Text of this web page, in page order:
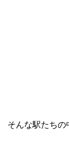
そんな駅たちの